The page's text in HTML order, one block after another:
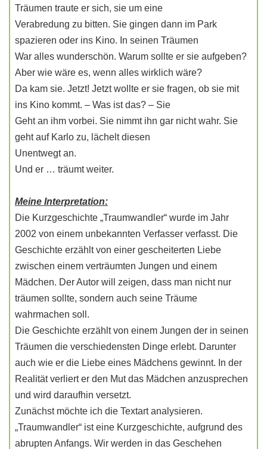
Träumen traute er sich, sie um eine
Verabredung zu bitten. Sie gingen dann im Park
spazieren oder ins Kino. In seinen Träumen
War alles wunderschön. Warum sollte er sie aufgeben?
Aber wie wäre es, wenn alles wirklich wäre?
Da kam sie. Jetzt! Jetzt wollte er sie fragen, ob sie mit
ins Kino kommt. – Was ist das? – Sie
Geht an ihm vorbei. Sie nimmt ihn gar nicht wahr. Sie
geht auf Karlo zu, lächelt diesen
Unentwegt an.
Und er … träumt weiter.
Meine Interpretation:
Die Kurzgeschichte „Traumwandler“ wurde im Jahr
2002 von einem unbekannten Verfasser verfasst. Die
Geschichte erzählt von einer gescheiterten Liebe
zwischen einem verträumten Jungen und einem
Mädchen. Der Autor will zeigen, dass man nicht nur
träumen sollte, sondern auch seine Träume
wahrmachen soll.
Die Geschichte erzählt von einem Jungen der in seinen
Träumen die verschiedensten Dinge erlebt. Darunter
auch wie er die Liebe eines Mädchens gewinnt. In der
Realität verliert er den Mut das Mädchen anzusprechen
und wird daraufhin versetzt.
Zunächst möchte ich die Textart analysieren.
„Traumwandler“ ist eine Kurzgeschichte, aufgrund des
abrupten Anfangs. Wir werden in das Geschehen